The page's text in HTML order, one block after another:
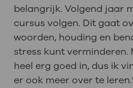
belangrijk. Volgend jaar
cursus volgen. Dit gaat
woorden, houding en
stress kunt verminderen.
heel erg goed in, dus ik
er ook meer over te leren.’